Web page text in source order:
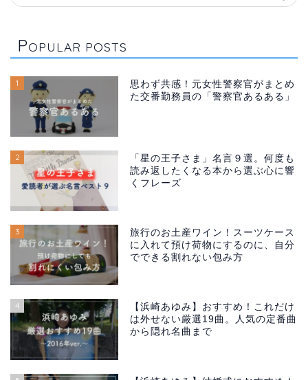
POPULAR POSTS
1
思わず共感！元女性警察官がまとめ
た交番勤務員の「警察官あるある」
2
「星の王子さま」名言９選。何度も
読み返したくなる本から選ぶ心に響
くフレーズ
3
旅行のお土産ワイン！スーツケース
に入れて預け荷物にするのに、自分
でできる割れない包み方
4
【浜崎あゆみ】おすすめ！これだけ
は外せない厳選19曲。人気の定番曲
から隠れ名曲まで